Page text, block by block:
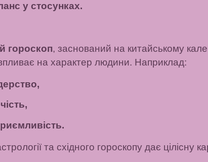
у стосунках.
гороскоп, заснований на китайському
на характер людини. Наприклад:
та східного гороскопу дає цілісну